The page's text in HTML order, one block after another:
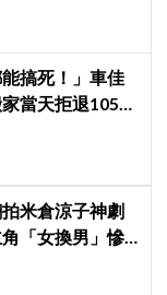
能搞死！」車佳
當天拒退105億
米倉涼子神劇
角「女換男」慘